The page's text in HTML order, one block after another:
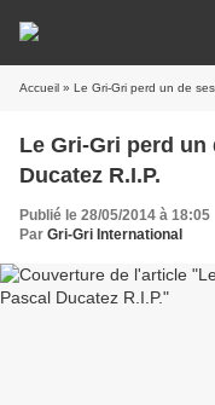
Accueil » Le Gri-Gri perd un de
Le Gri-Gri perd un
Ducatez R.I.P.
Publié le 28/05/2014 à 18:05
Par Gri-Gri International